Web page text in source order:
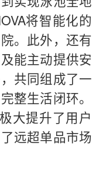
将智能化的
。此外，还有
能主动提供安
共同组成了一
整生活闭环。
大提升了用户
远超单品市场